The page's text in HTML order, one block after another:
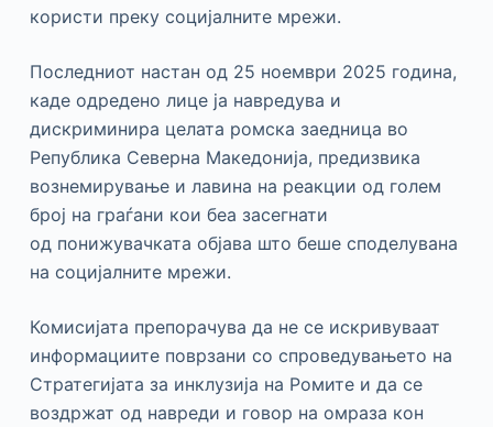
користи преку социјалните мрежи.
Последниот настан од 25 ноември 2025 година,
каде одредено лице ја навредува и
дискриминира целата ромска заедница во
Република Северна Македонија, предизвика
вознемирување и лавина на реакции од голем
број на граѓани кои беа засегнати
од понижувачката објава што беше споделувана
на социјалните мрежи.
Комисијата препорачува да не се искривуваат
информациите поврзани со спроведувањето на
Стратегијата за инклузија на Ромите и да се
воздржат од навреди и говор на омраза кон